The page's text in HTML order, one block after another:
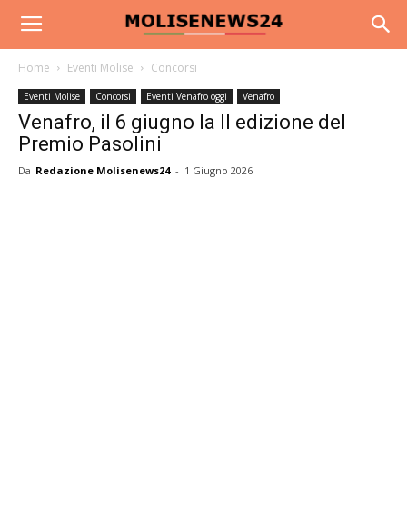
Home Eventi Molise Concorsi
Eventi Molise Concorsi Eventi Venafro oggi Venafro
Venafro, il 6 giugno la II edizione del
Premio Pasolini
Da Redazione Molisenews24 - 1 Giugno 2026